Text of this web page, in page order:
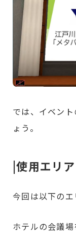
では、イベン
ょう。
|使用エリア
今回は以下のエ
ホテルの会議